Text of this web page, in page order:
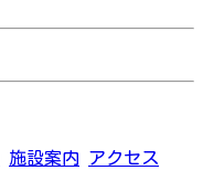
施設案内 アクセス